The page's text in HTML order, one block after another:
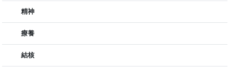
精神
療養
結核